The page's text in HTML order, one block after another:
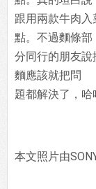
跟用兩款牛肉
點。不過麵條部
分同行的朋友
麵應該就把問
題都解決了，哈
本文照片由